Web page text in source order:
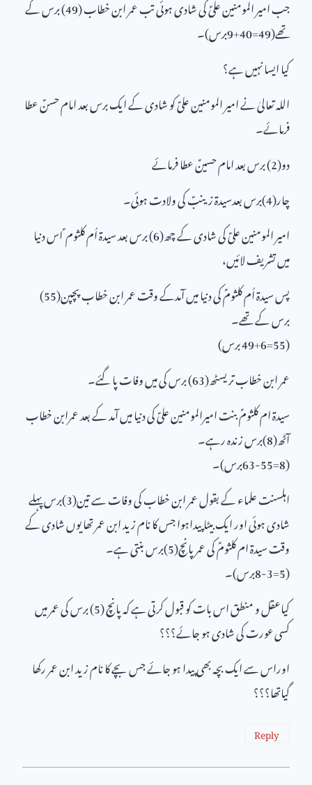
جب امیر المومنین علیؑ کی شادی ہوئی تب عمر ابن خطاب (49) برس کے
تھے(49=40+9برس)۔
کیا ایسا نہیں ہے؟
اللہ تعالیٰ نے امیر المومنین علیؑ کو شادی کے ایک برس بعد امام حسنؑ عطا
فرمائے۔
دو(2) برس بعد امام حسینؑ عطا فرمائے
چار(4)برس بعدسیدۃ زینبؑ کی ولادت ہوئی۔
امیر المومنین علیؑ کی شادی کے چھ(6) برس بعد سیدۃ اُم کلثوم ؑ اس دنیا
میں تشریف لائیں،
پس سیدۃ اُم کلثومؑ کی دنیا میں آمدکے وقت عمر ابن خطاب پچپن(55)
برس کے تھے۔
(55=49+6 برس)
عمر ابن خطاب تریسٹھ(63) برس کی میں وفات پا گئے۔
سیدۃ ام کلثومؑ بنت امیرالمومنین علیؑ کی دنیا میں آمد کے بعد عمرابن خطاب
آٹھ(8)برس زندہ رہے۔
(8=63-55برس)۔
اہلسنت علماء کے بقول عمر ابن خطاب کی وفات سے تین(3)برس پہلے
شادی ہوئی اور ایک بیٹا پیداہوا جس کا نام زید ابن عمر تھا یوں شادی کے
وقت سیدۃ ام کلثومؑ کی عمر پانچ(5)برس بنتی ہے۔
(5=8-3برس)۔
کیاعقل و منطق اس بات کو قبول کرتی ہے کہ پانچ (5) برس کی عمر میں
کسی عورت کی شادی ہو جائے؟؟؟
اوراس سے ایک بچہ بھی پیدا ہو جائے جس بچے کا نام زید ابن عمر رکھا
گیاتھا؟؟؟
Reply